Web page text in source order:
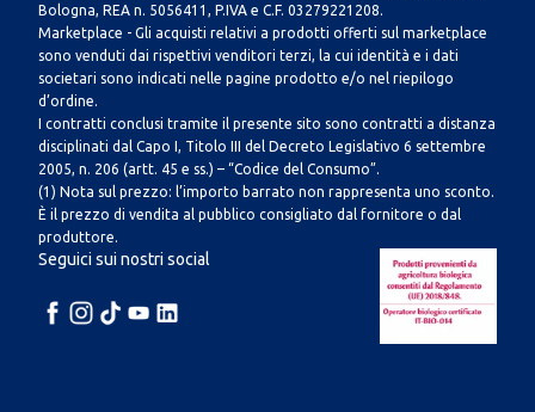
Bologna, REA n. 5056411, P.IVA e C.F. 03279221208.
Marketplace - Gli acquisti relativi a prodotti offerti sul marketplace
sono venduti dai rispettivi venditori terzi, la cui identità e i dati
societari sono indicati nelle pagine prodotto e/o nel riepilogo
d’ordine.
I contratti conclusi tramite il presente sito sono contratti a distanza
disciplinati dal Capo I, Titolo III del Decreto Legislativo 6 settembre
2005, n. 206 (artt. 45 e ss.) – “Codice del Consumo”.
(1) Nota sul prezzo: l’importo barrato non rappresenta uno sconto.
È il prezzo di vendita al pubblico consigliato dal fornitore o dal
produttore.
Seguici sui nostri social